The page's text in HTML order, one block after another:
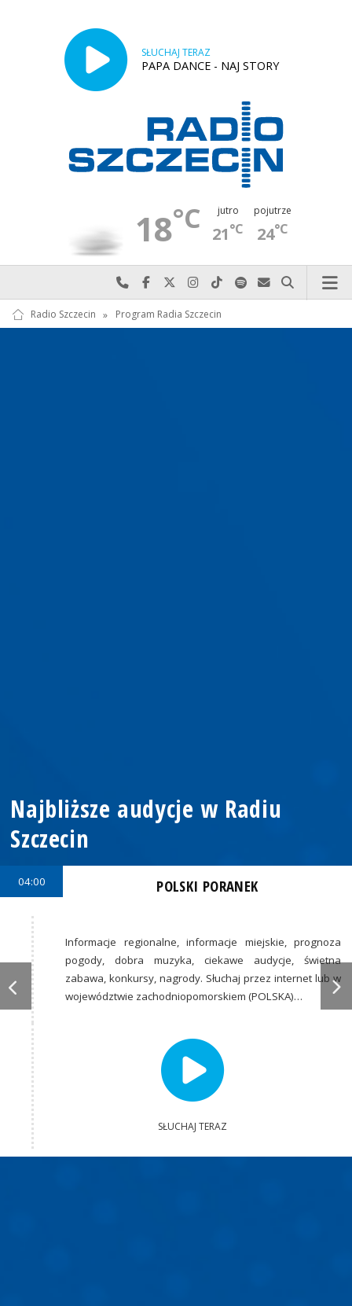
SŁUCHAJ TERAZ
PAPA DANCE - NAJ STORY
18°C jutro
21°C
pojutrze
24°C
Najlepiej po prostu do nas zadzwoń
Odwiedź nas na Facebook-u
Odwiedź nas na X
Odwiedź nas na Instagram-ie
Odwiedź nas na TikTok-u
Szukaj nas na Spotify
Wyślij do nas
Szukaj
Radio Szczecin » Program Radia Szczecin
Najbliższe audycje w Radiu
Szczecin
04:00 POLSKI PORANEK
Informacje regionalne, informacje miejskie, prognoza
pogody, dobra muzyka, ciekawe audycje, świetna
zabawa, konkursy, nagrody. Słuchaj przez internet lub w
województwie zachodniopomorskiem (POLSKA)…
SŁUCHAJ TERAZ